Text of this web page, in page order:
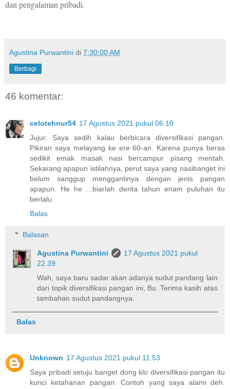
dan pengalaman pribadi.
Agustina Purwantini di 7:30:00 AM
Berbagi
46 komentar:
celotehnur54 17 Agustus 2021 pukul 06.10
Jujur. Saya sedih kalau berbicara diversifikasi pangan.
Pikiran saya melayang ke ere 60-an. Karena punya beras
sedikit emak masak nasi bercampur pisang mentah.
Sekarang apapun istilahnya, perut saya yang nasibanget ini
belum sanggup menggantinya dengan jenis pangan
apapun. He he ...biarlah derita tahun enam puluhan itu
berlalu.
Balas
Balasan
Agustina Purwantini
17 Agustus 2021 pukul
22.39
Wah, saya baru sadar akan adanya sudut pandang lain
dari topik diversifikasi pangan ini, Bu. Terima kasih atas
tambahan sudut pandangnya.
Balas
Unknown 17 Agustus 2021 pukul 11.53
Saya pribadi setuju banget dong klo diversifikasi pangan itu
kunci ketahanan pangan. Contoh yang saya alami deh.